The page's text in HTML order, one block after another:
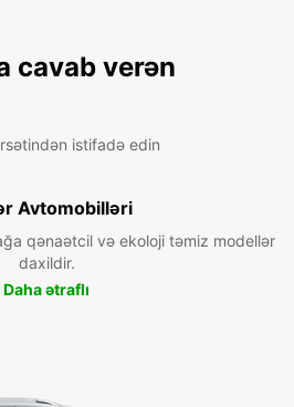
cavab verən
istifadə edin
Avtomobilləri
qənaətcil və ekoloji təmiz modellər
daxildir.
Daha ətraflı